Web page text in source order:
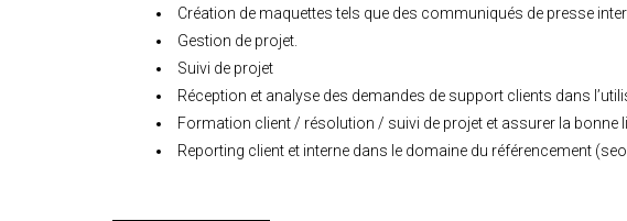
Création de maquettes tels que des communiqués de presse
Gestion de projet.
Suivi de projet
Réception et analyse des demandes de support clients dans
Formation client / résolution / suivi de projet et assurer la
Reporting client et interne dans le domaine du référencement